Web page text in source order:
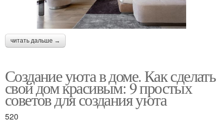
читать дальше →
Создание уюта в доме. Как сделать
свой дом красивым: 9 простых
советов для создания уюта
520